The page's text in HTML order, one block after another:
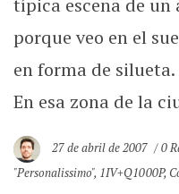
típica escena de
porque veo en el
en forma de
En esa zona de la
27 de abril de 2007
0
"Personalissimo", 1IV+Q1000P,